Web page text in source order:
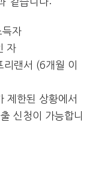
득자
자
랜서 (6개월 이
제한된 상황에서
신청이 가능합니